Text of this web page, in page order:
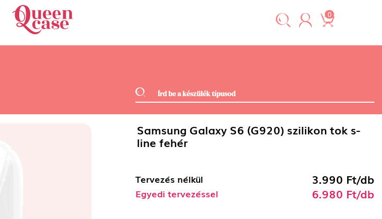
0
Samsung Galaxy S6 (G920) szilikon tok s-
line fehér
Tervezés nélkül 3.990 Ft/db
Egyedi tervezéssel 6.980 Ft/db